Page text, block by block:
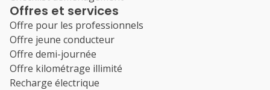
Offres et services
Offre pour les professionnels
Offre jeune conducteur
Offre demi-journée
Offre kilométrage illimité
Recharge électrique